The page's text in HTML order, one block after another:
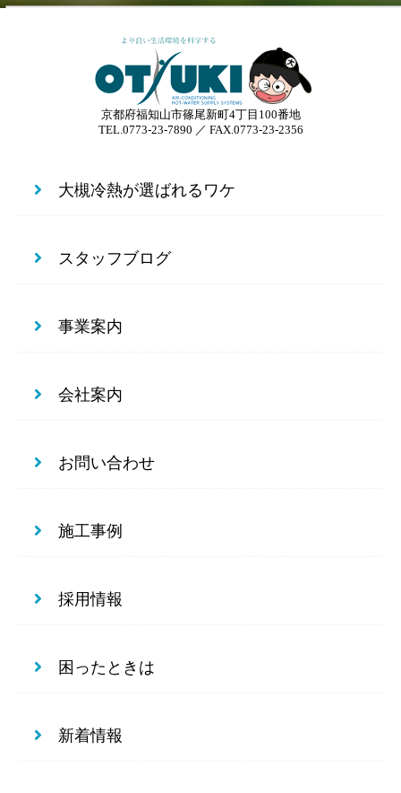
京都府福知山市篠尾新町4丁目100番地
TEL.0773-23-7890 ／ FAX.0773-23-2356
大槻冷熱が選ばれるワケ
スタッフブログ
事業案内
会社案内
お問い合わせ
施工事例
採用情報
困ったときは
新着情報